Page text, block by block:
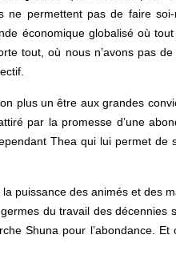
ne permettent pas de faire
économique globalisé où
tout, où nous n’avons pas
plus un être aux grandes
par la promesse d’une
Thea qui lui permet de
la puissance des animés et des
du travail des décennies
Shuna pour l’abondance. Et